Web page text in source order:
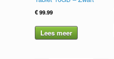
€99.99
Lees meer